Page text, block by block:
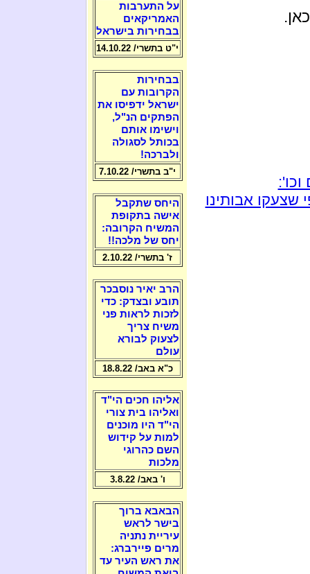
אבותינו
על התערבות
האמריקאים
בבחירות בישראל
י"ט בתשרי/ 14.10.22
בבחירות
הקרובות עם
ישראל ידפיסו את
הפתקים הנ"ל,
וישימו אותם
בכותל לסגולה
ולברכה!
י"ב בתשרי/ 7.10.22
היחס שתקבל
אישה בתקופת
המשיח הקרובה:
יחס של מלכה!!
ז' בתשרי/ 2.10.22
הרב יאיר נוסבכר
תובע ובצדק: כדי
לזכות לראות פני
משיח צריך
לצעוק לבורא
עולם
כ"א באב/ 18.8.22
אליהו חכים הי"ד
ואליהו בית צורי
הי"ד היו מוכנים
למות על קידוש
השם כהרוגי
מלכות
ו' באב/ 3.8.22
הבאבא ברוך
בישר לראש
עיריית נתניה
מרים פיירברג:
את ראש העיר עד